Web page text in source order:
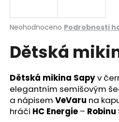
Průměrné
produktu
je
z
5
hvězdiček.
Neohodnoceno Podrobnosti
Dětská
Dětská mikina Sapyv
elegantním semišovým
a nápisem VeVaru na
hráči HC Energie –
j
t
?
HLEDAT